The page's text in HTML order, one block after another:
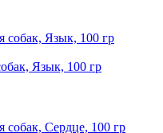
Язык, 100 гр